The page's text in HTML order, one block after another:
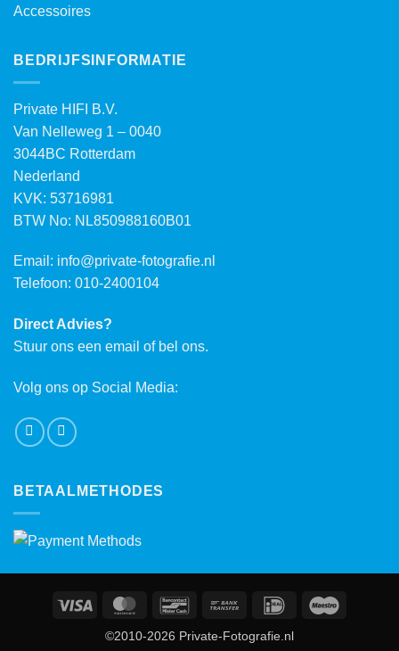
Accessoires
BEDRIJFSINFORMATIE
Private HIFI B.V.
Van Nelleweg 1 – 0040
3044BC Rotterdam
Nederland
KVK: 53716981
BTW No: NL850988160B01
Email: info@private-fotografie.nl
Telefoon: 010-2400104
Direct Advies?
Stuur ons een email of bel ons.
Volg ons op Social Media:
BETAALMETHODES
Visa MasterCardBancontactBank
IDeal
©2010-2026 Private-Fotografie.nl